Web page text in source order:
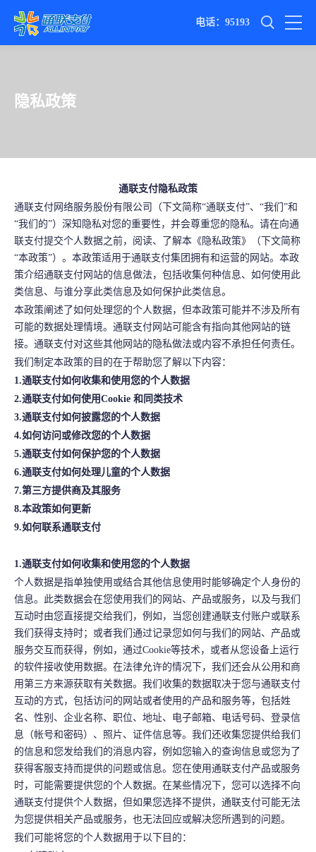
电话：95193
隐私政策
通联支付隐私政策
通联支付网络服务股份有限公司（下文简称“通联支付”、“我们”和
“我们的”）深知隐私对您的重要性，并会尊重您的隐私。请在向通
联支付提交个人数据之前，阅读、了解本《隐私政策》（下文简称
“本政策”）。本政策适用于通联支付集团拥有和运营的网站。本政
策介绍通联支付网站的信息做法，包括收集何种信息、如何使用此
类信息、与谁分享此类信息及如何保护此类信息。
本政策阐述了如何处理您的个人数据，但本政策可能并不涉及所有
可能的数据处理情境。通联支付网站可能含有指向其他网站的链
接。通联支付对这些其他网站的隐私做法或内容不承担任何责任。
我们制定本政策的目的在于帮助您了解以下内容：
1.通联支付如何收集和使用您的个人数据
2.通联支付如何使用Cookie 和同类技术
3.通联支付如何披露您的个人数据
4.如何访问或修改您的个人数据
5.通联支付如何保护您的个人数据
6.通联支付如何处理儿童的个人数据
7.第三方提供商及其服务
8.本政策如何更新
9.如何联系通联支付
1.通联支付如何收集和使用您的个人数据
个人数据是指单独使用或结合其他信息使用时能够确定个人身份的
信息。此类数据会在您使用我们的网站、产品或服务，以及与我们
互动时由您直接提交给我们，例如，当您创建通联支付账户或联系
我们获得支持时；或者我们通过记录您如何与我们的网站、产品或
服务交互而获得，例如，通过Cookie等技术，或者从您设备上运行
的软件接收使用数据。在法律允许的情况下，我们还会从公用和商
用第三方来源获取有关数据。我们收集的数据取决于您与通联支付
互动的方式，包括访问的网站或者使用的产品和服务等，包括姓
名、性别、企业名称、职位、地址、电子邮箱、电话号码、登录信
息（帐号和密码）、照片、证件信息等。我们还收集您提供给我们
的信息和您发给我们的消息内容，例如您输入的查询信息或您为了
获得客服支持而提供的问题或信息。您在使用通联支付产品或服务
时，可能需要提供您的个人数据。在某些情况下，您可以选择不向
通联支付提供个人数据，但如果您选择不提供，通联支付可能无法
为您提供相关产品或服务，也无法回应或解决您所遇到的问题。
我们可能将您的个人数据用于以下目的：